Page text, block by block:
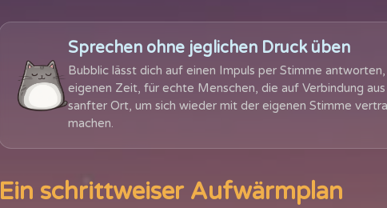
Sprechen ohne jeglichen Druck üben
Bubblic lässt dich auf einen Impuls per Stimme
eigenen Zeit, für echte Menschen, die auf Verbindung aus
sanfter Ort, um sich wieder mit der eigenen Stimme
machen.
Ein schrittweiser Aufwärmplan